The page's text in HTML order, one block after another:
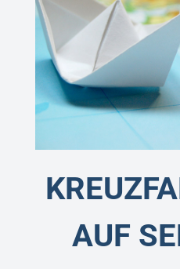
AUF